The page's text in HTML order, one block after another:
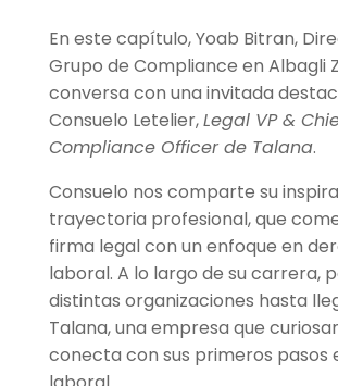
En este capítulo, Yoab Bitran,
Grupo de Compliance en Albagli
conversa con una invitada
Consuelo Letelier,Legal VP &
Compliance Officer de Talana.
Consuelo nos comparte su
trayectoria profesional, que
firma legal con un enfoque en
laboral. A lo largo de su carrera,
distintas organizaciones hasta
Talana, una empresa que
conecta con sus primeros pasos